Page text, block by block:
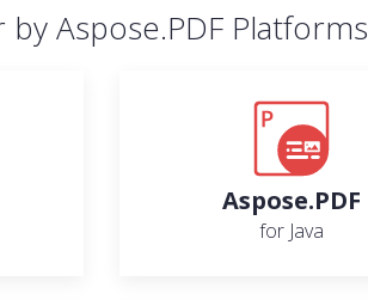
by Aspose.PDF Platforms
Aspose.PDF
for Java